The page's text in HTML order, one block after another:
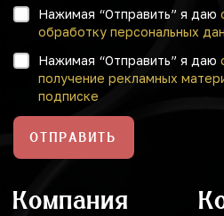
Нажимая “Отправить” я даю
обработку персональных
Нажимая “Отправить” я даю
получение рекламных
подписке
ОТПРАВИТЬ
Компания